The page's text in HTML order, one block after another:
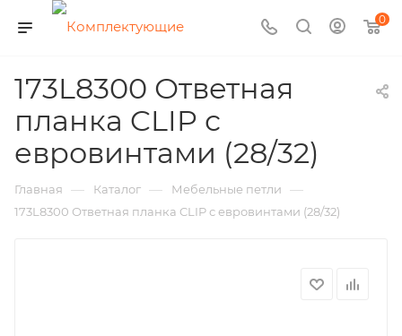
0
173L8300 Ответная
планка CLIP с
евровинтами (28/32)
Главная — Каталог — Мебельные петли —
173L8300 Ответная планка CLIP с евровинтами (28/32)